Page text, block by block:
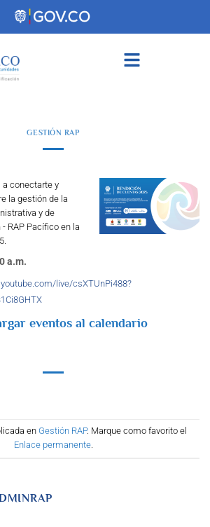
GESTIÓN RAP
conectarte y
la gestión de la
y de
RAP Pacífico en la
a.m.
live/csXTUnPi488?
eventos al calendario
en Gestión RAP. Marque como favorito el
Enlace permanente.